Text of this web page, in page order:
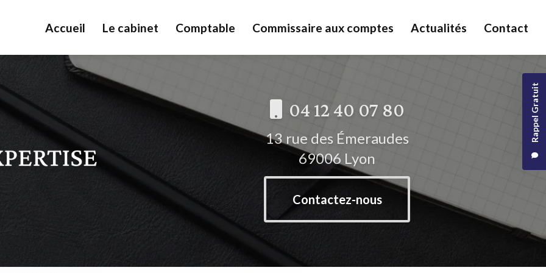
Rappel Gratuit
Accueil Le cabinet Comptable Commissaire aux comptes Actualités Contact
04 12 40 07 80
13 rue des Émeraudes
69006 Lyon
Contactez-nous